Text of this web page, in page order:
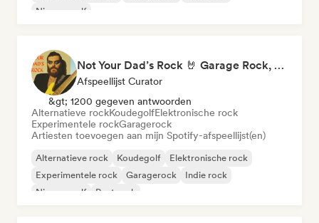
Nieuwe golf
Not Your Dad’s Rock 🤘 Garage Rock, Alt-Rock & Indie Anthems
Afspeellijst Curator
&gt; 1200 gegeven antwoorden
Alternatieve rockKoudegolfElektronische rock
Experimentele rockGaragerock
Artiesten toevoegen aan mijn Spotify-afspeellijst(en)
Alternatieve rock Koudegolf
Elektronische rock
Experimentele rock
Garagerock
Indie rock
Nieuwe golf
Post rock